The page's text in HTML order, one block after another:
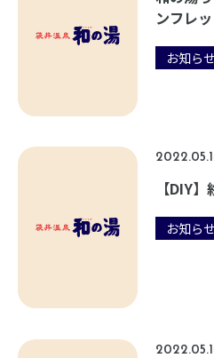
ンフレ
お知らせ
【DIY
お知らせ